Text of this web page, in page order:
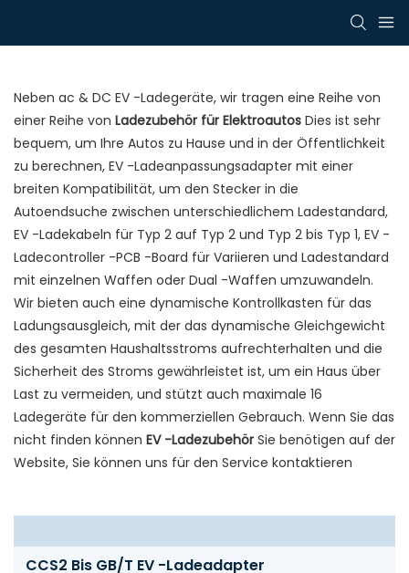
Neben ac & DC EV -Ladegeräte, wir tragen eine Reihe von
einer Reihe von Ladezubehör für Elektroautos Dies ist sehr
bequem, um Ihre Autos zu Hause und in der Öffentlichkeit
zu berechnen, EV -Ladeanpassungsadapter mit einer
breiten Kompatibilität, um den Stecker in die
Autoendsuche zwischen unterschiedlichem Ladestandard,
EV -Ladekabeln für Typ 2 auf Typ 2 und Typ 2 bis Typ 1, EV -
Ladecontroller -PCB -Board für Variieren und Ladestandard
mit einzelnen Waffen oder Dual -Waffen umzuwandeln.
Wir bieten auch eine dynamische Kontrollkasten für das
Ladungsausgleich, mit der das dynamische Gleichgewicht
des gesamten Haushaltsstroms aufrechterhalten und die
Sicherheit des Stroms gewährleistet ist, um ein Haus über
Last zu vermeiden, und stützt auch maximale 16
Ladegeräte für den kommerziellen Gebrauch. Wenn Sie das
nicht finden können EV -Ladezubehör Sie benötigen auf der
Website, Sie können uns für den Service kontaktieren
CCS2 Bis GB/T EV -Ladeadapter